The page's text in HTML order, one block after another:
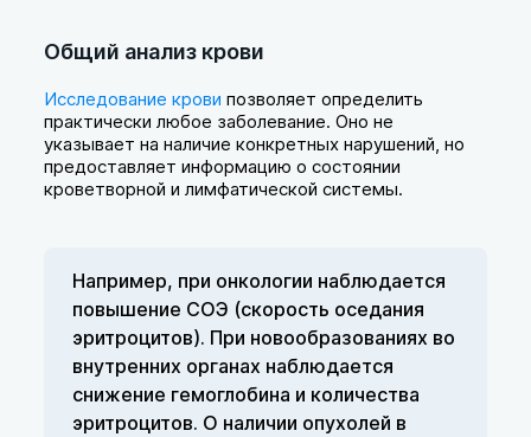
Общий анализ крови
Исследование крови позволяет определить
практически любое заболевание. Оно не
указывает на наличие конкретных нарушений, но
предоставляет информацию о состоянии
кроветворной и лимфатической системы.
Например, при онкологии наблюдается
повышение СОЭ (скорость оседания
эритроцитов). При новообразованиях во
внутренних органах наблюдается
снижение гемоглобина и количества
эритроцитов. О наличии опухолей в